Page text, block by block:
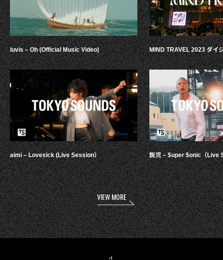
luvis – Oh (Official Music Video)
aimi – Lovesick (Live Session）
MIND TRAVEL 2023 ダイ
鋭児 – $uper $onic（Live
VIEW MORE